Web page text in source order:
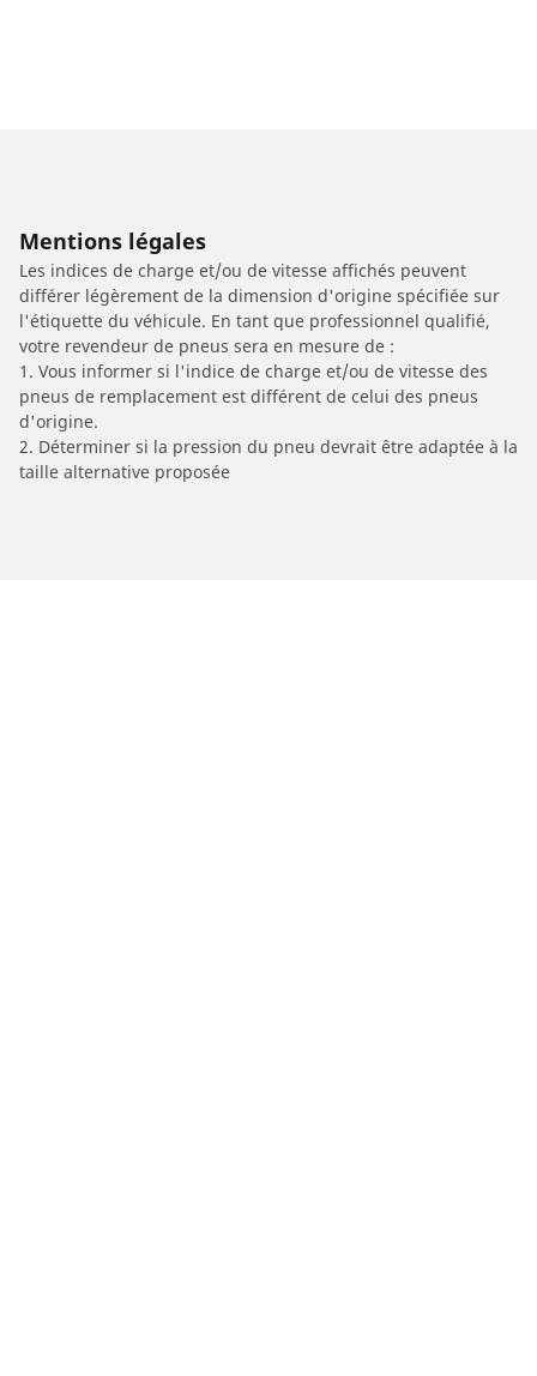
Mentions légales
Les indices de charge et/ou de vitesse affichés peuvent
différer légèrement de la dimension d'origine spécifiée sur
l'étiquette du véhicule. En tant que professionnel qualifié,
votre revendeur de pneus sera en mesure de :
1. Vous informer si l'indice de charge et/ou de vitesse des
pneus de remplacement est différent de celui des pneus
d'origine.
2. Déterminer si la pression du pneu devrait être adaptée à la
taille alternative proposée